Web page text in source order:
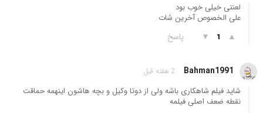
لعنتی خیلی خوب بود
علی الخصوص آخرین شات
▲
1
▼ پاسخ
Bahman1991 2 هفته قبل
شاید فیلم شاهکاری باشه ولی از دوتا وکیل و بچه هاشون اینهمه حماقت
نقطه ضعف اصلی فیلمه